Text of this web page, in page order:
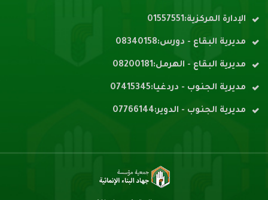
الإدارة المركزية:01557551
مديرية البقاع - دورس:08340158
مديرية البقاع - الهرمل:08200181
مديرية الجنوب - دردغيا:07415345
مديرية الجنوب - الدوير:07766144